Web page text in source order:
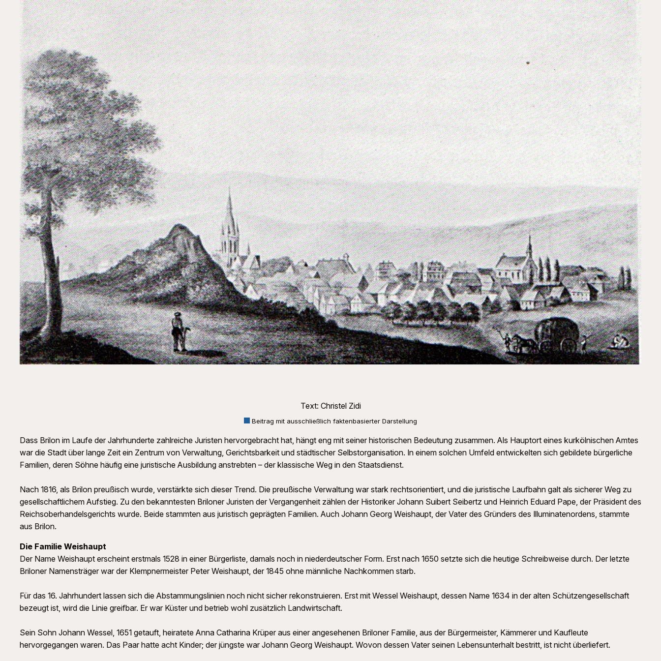
Text: Christel Zidi
Beitrag mit ausschließlich faktenbasierter Darstellung
Dass Brilon im Laufe der Jahrhunderte zahlreiche Juristen hervorgebracht hat, hängt eng mit seiner historischen Bedeutung zusammen. Als Hauptort eines kurkölnischen Amtes
war die Stadt über lange Zeit ein Zentrum von Verwaltung, Gerichtsbarkeit und städtischer Selbstorganisation. In einem solchen Umfeld entwickelten sich gebildete bürgerliche
Familien, deren Söhne häufig eine juristische Ausbildung anstrebten – der klassische Weg in den Staatsdienst.
Nach 1816, als Brilon preußisch wurde, verstärkte sich dieser Trend. Die preußische Verwaltung war stark rechtsorientiert, und die juristische Laufbahn galt als sicherer Weg zu
gesellschaftlichem Aufstieg. Zu den bekanntesten Briloner Juristen der Vergangenheit zählen der Historiker Johann Suibert Seibertz und Heinrich Eduard Pape, der Präsident des
Reichsoberhandelsgerichts wurde. Beide stammten aus juristisch geprägten Familien. Auch Johann Georg Weishaupt, der Vater des Gründers des Illuminatenordens, stammte
aus Brilon.
Die Familie Weishaupt
Der Name Weishaupt erscheint erstmals 1528 in einer Bürgerliste, damals noch in niederdeutscher Form. Erst nach 1650 setzte sich die heutige Schreibweise durch. Der letzte
Briloner Namensträger war der Klempnermeister Peter Weishaupt, der 1845 ohne männliche Nachkommen starb.
Für das 16. Jahrhundert lassen sich die Abstammungslinien noch nicht sicher rekonstruieren. Erst mit Wessel Weishaupt, dessen Name 1634 in der alten Schützengesellschaft
bezeugt ist, wird die Linie greifbar. Er war Küster und betrieb wohl zusätzlich Landwirtschaft.
Sein Sohn Johann Wessel, 1651 getauft, heiratete Anna Catharina Krüper aus einer angesehenen Briloner Familie, aus der Bürgermeister, Kämmerer und Kaufleute
hervorgegangen waren. Das Paar hatte acht Kinder; der jüngste war Johann Georg Weishaupt. Wovon dessen Vater seinen Lebensunterhalt bestritt, ist nicht überliefert.